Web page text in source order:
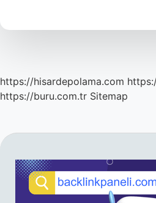
Ünlü
https://hisardepolama.com
https://buru.com.tr Sitemap
SIDEBAR